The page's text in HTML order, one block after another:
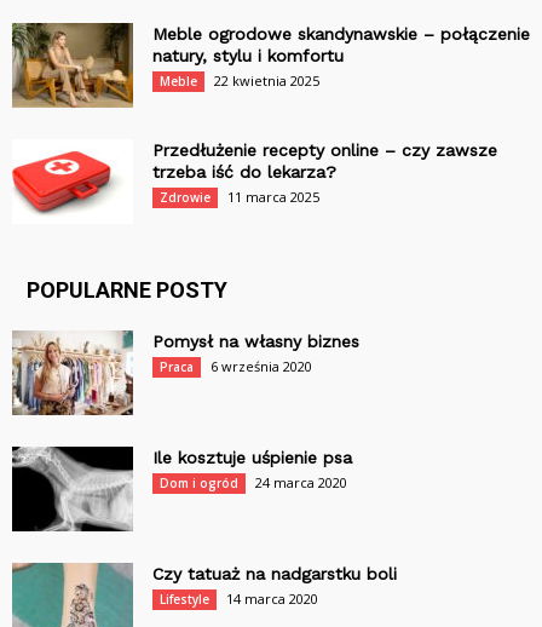
Meble ogrodowe skandynawskie – połączenie
natury, stylu i komfortu
Meble 22 kwietnia 2025
Przedłużenie recepty online – czy zawsze
trzeba iść do lekarza?
Zdrowie 11 marca 2025
POPULARNE POSTY
Pomysł na własny biznes
Praca 6 września 2020
Ile kosztuje uśpienie psa
Dom i ogród 24 marca 2020
Czy tatuaż na nadgarstku boli
Lifestyle 14 marca 2020